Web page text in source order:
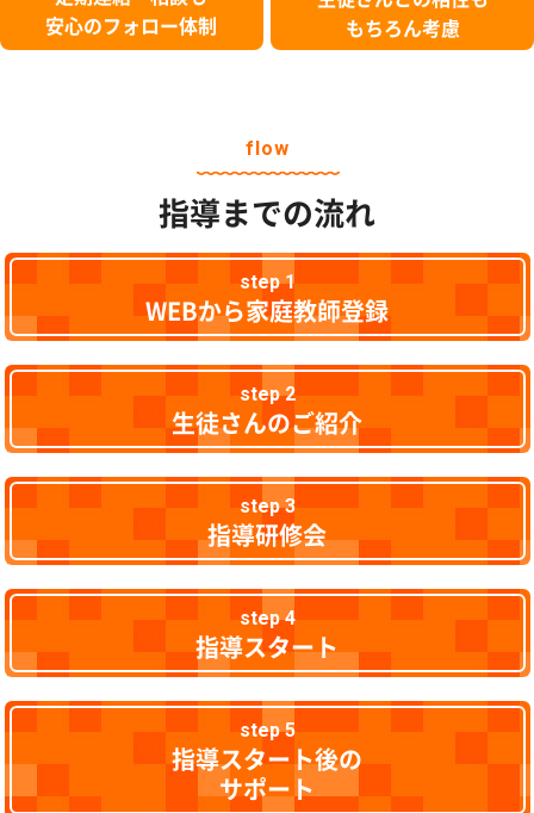
安心のフォロー体制
もちろん考慮
flow
指導までの流れ
step 1
WEBから家庭教師登録
step 2
生徒さんのご紹介
step 3
指導研修会
step 4
指導スタート
step 5
指導スタート後の
サポート